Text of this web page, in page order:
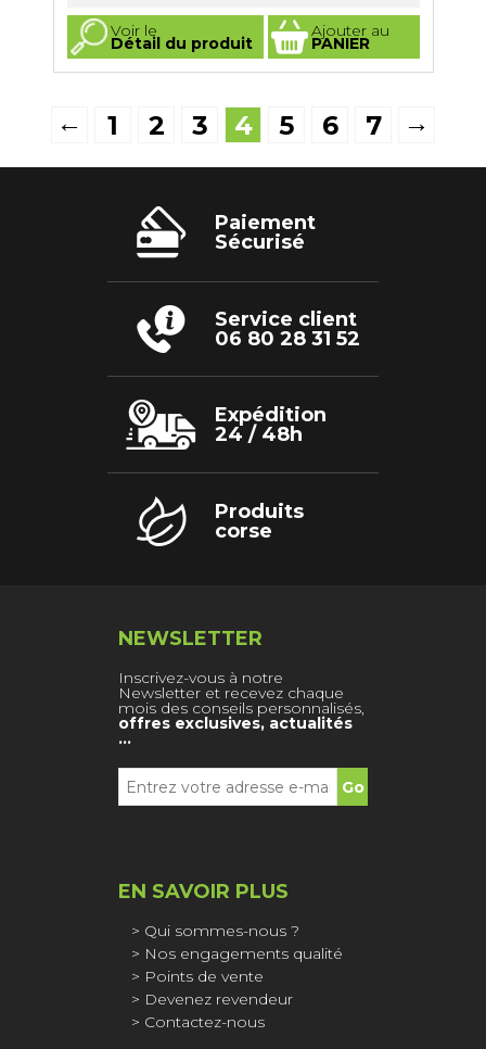
Voir le
Détail du produit
Ajouter au
PANIER
Ce
produit
a
plusieurs
options
peuvent
sur
← 1 2 3 4 5 6 7 →
Paiement
Sécurisé
Service client
06 80 28 31 52
Expédition
24 / 48h
Produits
corse
NEWSLETTER
Inscrivez-vous à notre
Newsletter et recevez chaque
mois des conseils personnalisés,
offres exclusives, actualités
…
EN SAVOIR PLUS
Qui sommes-nous ?
Nos engagements qualité
Points de vente
Devenez revendeur
Contactez-nous